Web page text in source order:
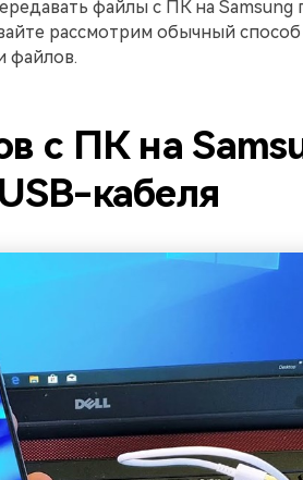
файлы с ПК на Samsung
рассмотрим обычный
файлов.
с ПК на
кабеля